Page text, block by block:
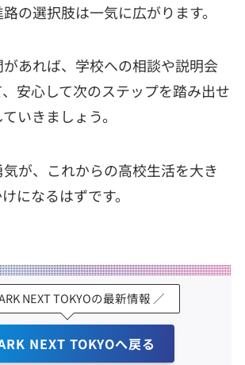
の選択肢は一気に広がります。
あれば、学校への相談や説明会
安心して次のステップを踏み出せ
いきましょう。
が、これからの高校生活を大き
になるはずです。
NEXT TOKYOの最新情報 ／
NEXT TOKYOへ戻る